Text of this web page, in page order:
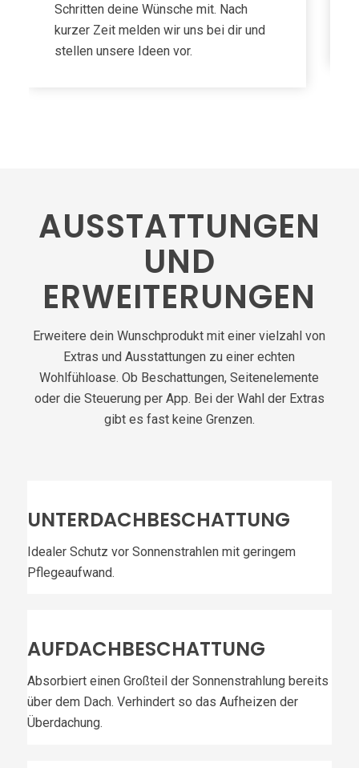
Schritten deine Wünsche mit. Nach
kurzer Zeit melden wir uns bei dir und
stellen unsere Ideen vor.
AUSSTATTUNGEN
UND
ERWEITERUNGEN
Erweitere dein Wunschprodukt mit einer vielzahl von
Extras und Ausstattungen zu einer echten
Wohlfühloase. Ob Beschattungen, Seitenelemente
oder die Steuerung per App. Bei der Wahl der Extras
gibt es fast keine Grenzen.
UNTERDACHBESCHATTUNG
Idealer Schutz vor Sonnenstrahlen mit geringem
Pflegeaufwand.
AUFDACHBESCHATTUNG
Absorbiert einen Großteil der Sonnenstrahlung bereits
über dem Dach. Verhindert so das Aufheizen der
Überdachung.